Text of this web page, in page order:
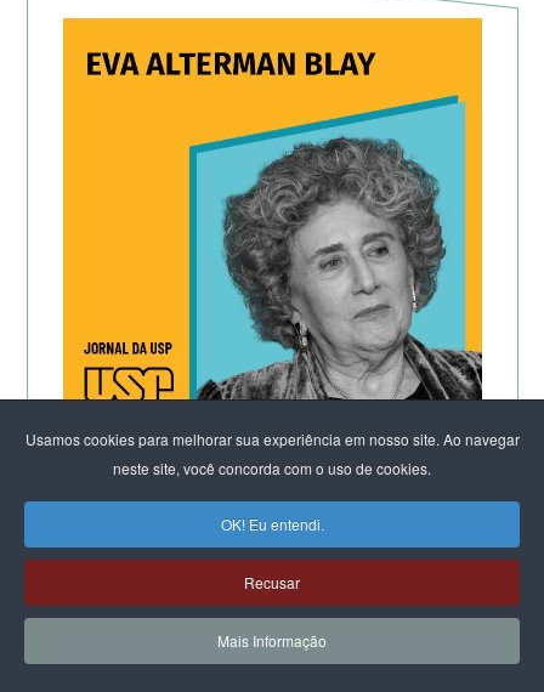
Usamos cookies para melhorar sua experiência em nosso site. Ao navegar
neste site, você concorda com o uso de cookies.
OK! Eu entendi.
Recusar
Mais Informação
CLIQUE E LEIA:
Por que os homens continuam a
matar as mulheres?
&